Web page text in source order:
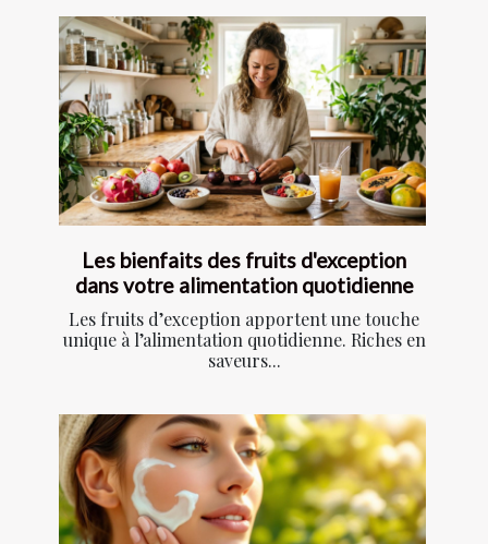
Les bienfaits des fruits d'exception
dans votre alimentation quotidienne
Les fruits d’exception apportent une touche
unique à l’alimentation quotidienne. Riches en
saveurs...